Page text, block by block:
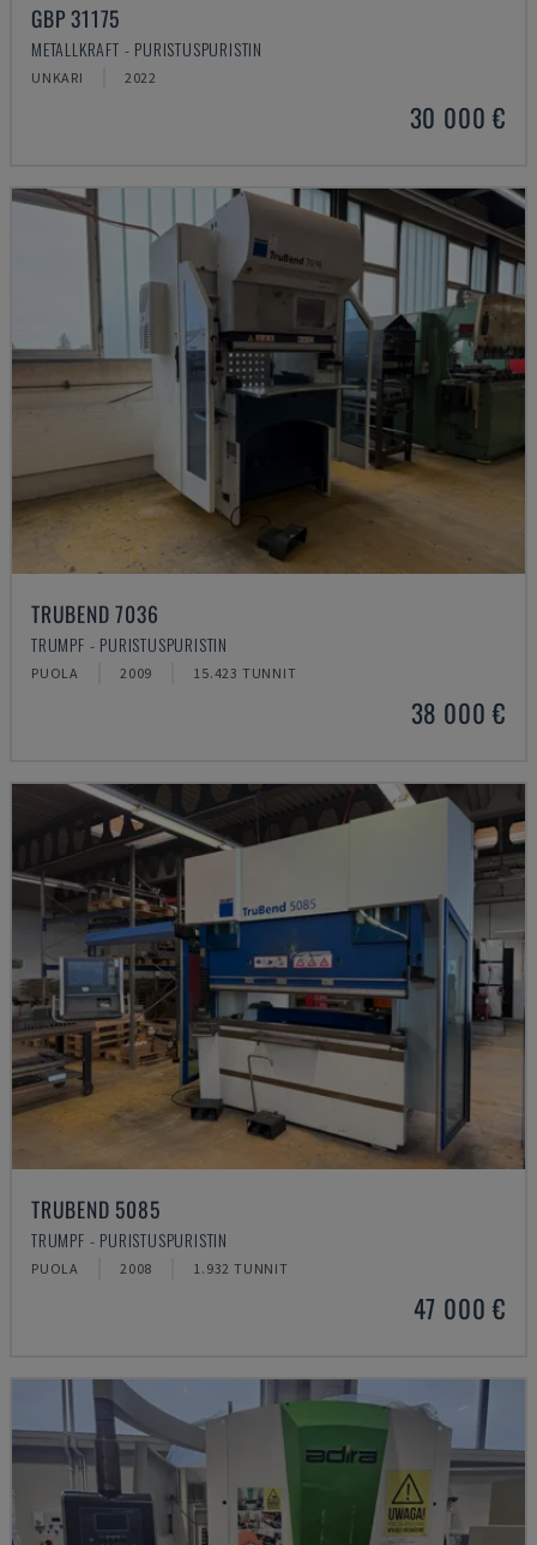
GBP 31175
METALLKRAFT - PURISTUSPURISTIN
UNKARI 2022
30 000 €
TRUBEND 7036
TRUMPF - PURISTUSPURISTIN
PUOLA 2009 15.423 TUNNIT
38 000 €
TRUBEND 5085
TRUMPF - PURISTUSPURISTIN
PUOLA 2008 1.932 TUNNIT
47 000 €